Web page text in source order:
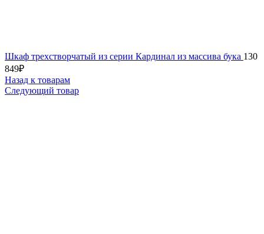
Шкаф трехстворчатый из серии Кардинал из массива бука 130
849₽
Назад к товарам
Следующий товар